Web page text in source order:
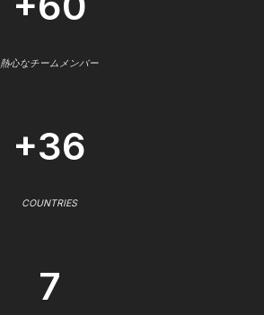
熱心なチームメンバー
+36
COUNTRIES
7